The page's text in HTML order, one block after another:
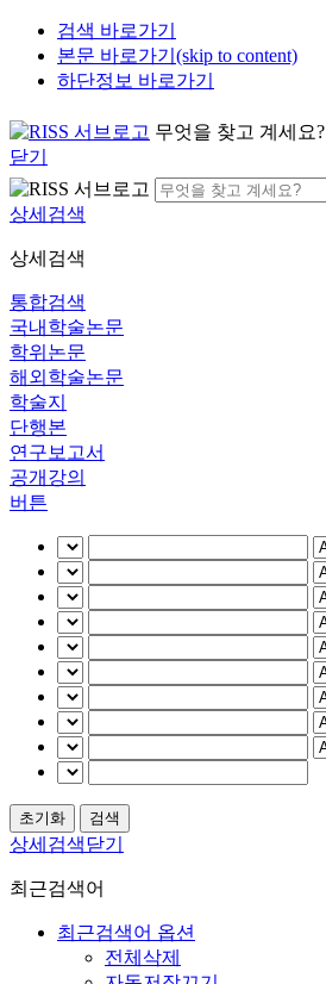
검색 바로가기
본문 바로가기(skip to content)
하단정보 바로가기
무엇을 찾고 계세요?
닫기
상세검색
상세검색
통합검색
국내학술논문
학위논문
해외학술논문
학술지
단행본
연구보고서
공개강의
버튼
상세검색닫기
최근검색어
최근검색어 옵션
전체삭제